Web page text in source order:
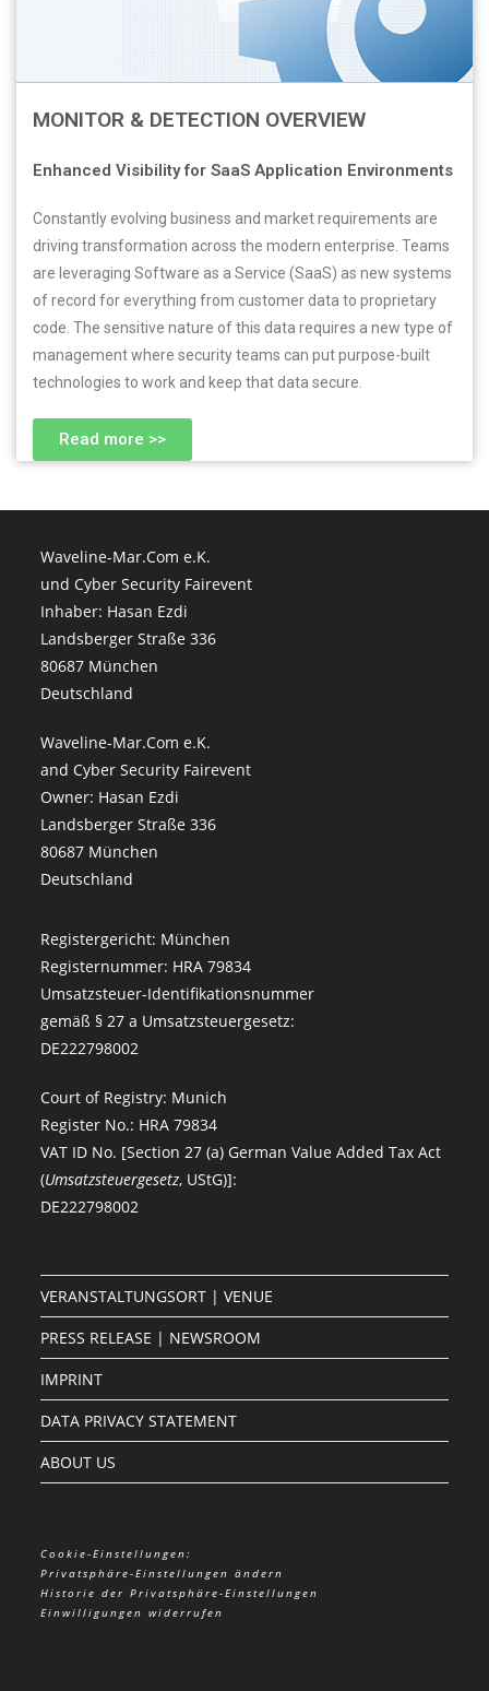
MONITOR & DETECTION OVERVIEW
Enhanced Visibility for SaaS Application Environments
Constantly evolving business and market requirements are
driving transformation across the modern enterprise. Teams
are leveraging Software as a Service (SaaS) as new systems
of record for everything from customer data to proprietary
code. The sensitive nature of this data requires a new type of
management where security teams can put purpose-built
technologies to work and keep that data secure.
Read more >>
Waveline-Mar.Com e.K.
und Cyber Security Fairevent
Inhaber: Hasan Ezdi
Landsberger Straße 336
80687 München
Deutschland
Waveline-Mar.Com e.K.
and Cyber Security Fairevent
Owner: Hasan Ezdi
Landsberger Straße 336
80687 München
Deutschland
Registergericht: München
Registernummer: HRA 79834
Umsatzsteuer-Identifikationsnummer
gemäß § 27 a Umsatzsteuergesetz:
DE222798002
Court of Registry: Munich
Register No.: HRA 79834
VAT ID No. [Section 27 (a) German Value Added Tax Act
(Umsatzsteuergesetz, UStG)]:
DE222798002
VERANSTALTUNGSORT | VENUE
PRESS RELEASE | NEWSROOM
IMPRINT
DATA PRIVACY STATEMENT
ABOUT US
Cookie-Einstellungen:
Privatsphäre-Einstellungen ändern
Historie der Privatsphäre-Einstellungen
Einwilligungen widerrufen